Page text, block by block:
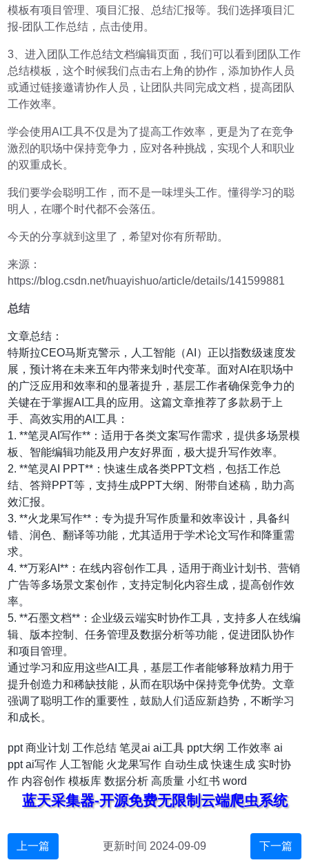
模板有项目管理、项目汇报、总结汇报等。我们选择项目汇
报-团队工作总结，点击使用。
3、进入团队工作总结文档编辑页面，我们可以看到团队工作
总结模板，这个时候我们点击右上角的协作，添加协作人员
或通过链接邀请协作人员，让团队共同完成文档，提高团队
工作效率。
学会使用AI工具不仅是为了提高工作效率，更是为了在竞争
激烈的职场中保持竞争力，应对各种挑战，实现个人和职业
的双重成长。
我们要学会聪明工作，而不是一味埋头工作。懂得学习的聪
明人，在哪个时代都不会落伍。
今天的分享就到这里了，希望对你有所帮助。
来源：
https://blog.csdn.net/huayishuo/article/details/141599881
总结
文章总结：
特斯拉CEO马斯克警示，人工智能（AI）正以指数级速度发
展，预计将在未来五年内带来划时代变革。面对AI在职场中
的广泛应用和效率和的显著提升，基层工作者确保竞争力的
关键在于掌握AI工具的应用。这篇文章推荐了多款易于上
手、高效实用的AI工具：
1. **笔灵AI写作**：适用于各类文案写作需求，提供多场景模
板、智能编辑功能及用户友好界面，极大提升写作效率。
2. **笔灵AI PPT**：快速生成各类PPT文档，包括工作总
结、答辩PPT等，支持生成PPT大纲、附带自述稿，助力高
效汇报。
3. **火龙果写作**：专为提升写作质量和效率设计，具备纠
错、润色、翻译等功能，尤其适用于学术论文写作和降重需
求。
4. **万彩AI**：在线内容创作工具，适用于商业计划书、营销
广告等多场景文案创作，支持定制化内容生成，提高创作效
率。
5. **石墨文档**：企业级云端实时协作工具，支持多人在线编
辑、版本控制、任务管理及数据分析等功能，促进团队协作
和项目管理。
通过学习和应用这些AI工具，基层工作者能够释放精力用于
提升创造力和稀缺技能，从而在职场中保持竞争优势。文章
强调了聪明工作的重要性，鼓励人们适应新趋势，不断学习
和成长。
ppt 商业计划 工作总结 笔灵ai ai工具 ppt大纲 工作效率 ai
ppt ai写作 人工智能 火龙果写作 自动生成 快速生成 实时协
作 内容创作 模板库 数据分析 高质量 小红书 word
蓝天采集器-开源免费无限制云端爬虫系统
上一篇 更新时间 2024-09-09 下一篇